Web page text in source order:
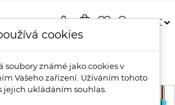
shopping_bagfavorite_bordersearch
person
Herzlack Base Coat Ochranná báze s
cookies
soubory známé jako cookies v
Vašeho zařízení. Užíváním tohoto
jejich ukládáním souhlas.